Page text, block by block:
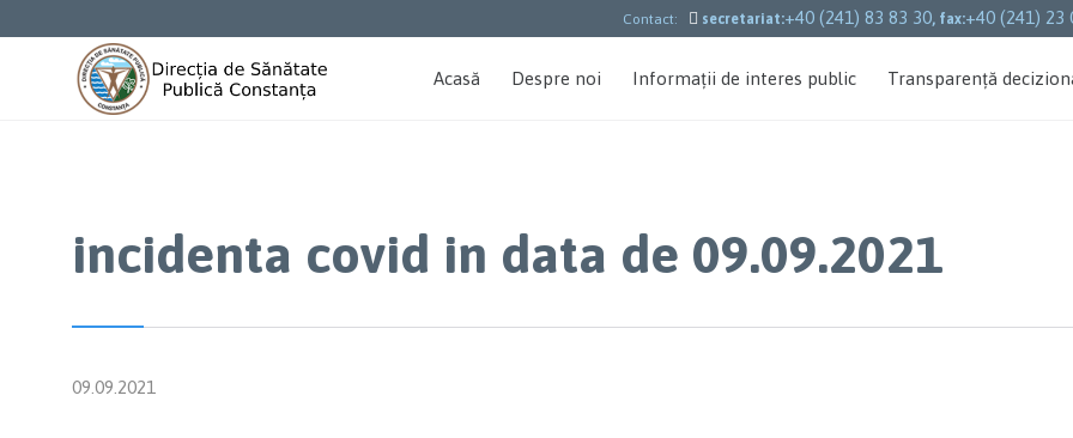
Contact:  secretariat:+40 (241) 83 83 30, fax:+40 (241) 23
Acasă Despre noi Informații de interes public Transparență
incidenta covid in data de 09.09.2021
09.09.2021